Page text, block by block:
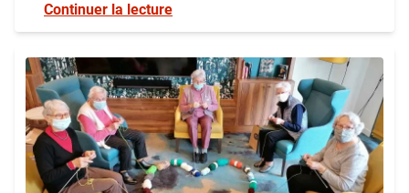
Continuer la lecture